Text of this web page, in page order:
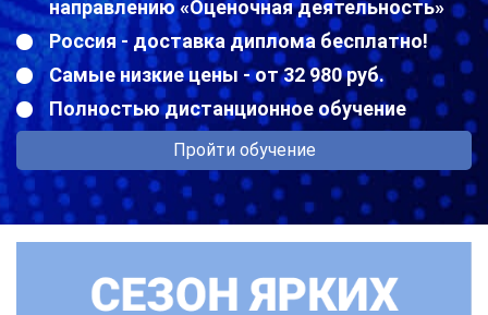
направлению «Оценочная деятельность»
Россия - доставка диплома бесплатно!
Самые низкие цены - от 32 980 руб.
Полностью дистанционное обучение
Пройти обучение